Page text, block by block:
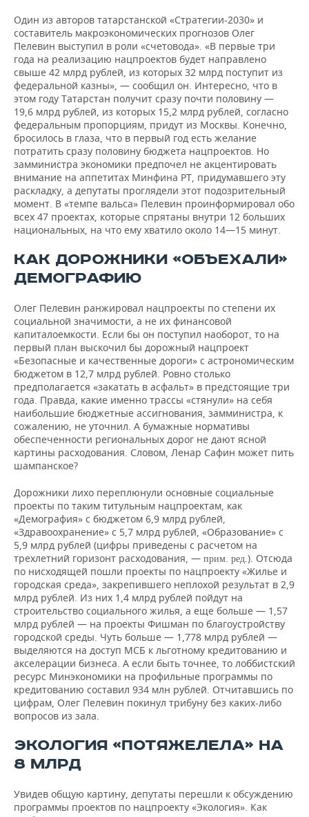
Один из авторов татарстанской «Стратегии-2030» и
составитель макроэкономических прогнозов Олег
Пелевин выступил в роли «счетовода». «В первые три
года на реализацию нацпроектов будет направлено
свыше 42 млрд рублей, из которых 32 млрд поступит из
федеральной казны», — сообщил он. Интересно, что в
этом году Татарстан получит сразу почти половину —
19,6 млрд рублей, из которых 15,2 млрд рублей, согласно
федеральным пропорциям, придут из Москвы. Конечно,
бросилось в глаза, что в первый год есть желание
потратить сразу половину бюджета нацпроектов. Но
замминистра экономики предпочел не акцентировать
внимание на аппетитах Минфина РТ, придумавшего эту
раскладку, а депутаты проглядели этот подозрительный
момент. В «темпе вальса» Пелевин проинформировал обо
всех 47 проектах, которые спрятаны внутри 12 больших
национальных, на что ему хватило около 14—15 минут.
КАК ДОРОЖНИКИ «ОБЪЕХАЛИ»
ДЕМОГРАФИЮ
Олег Пелевин ранжировал нацпроекты по степени их
социальной значимости, а не их финансовой
капиталоемкости. Если бы он поступил наоборот, то на
первый план выскочил бы дорожный нацпроект
«Безопасные и качественные дороги» с астрономическим
бюджетом в 12,7 млрд рублей. Ровно столько
предполагается «закатать в асфальт» в предстоящие три
года. Правда, какие именно трассы «стянули» на себя
наибольшие бюджетные ассигнования, замминистра, к
сожалению, не уточнил. А бумажные нормативы
обеспеченности региональных дорог не дают ясной
картины расходования. Словом, Ленар Сафин может пить
шампанское?
Дорожники лихо переплюнули основные социальные
проекты по таким титульным нацпроектам, как
«Демография» с бюджетом 6,9 млрд рублей,
«Здравоохранение» с 5,7 млрд рублей, «Образование» с
5,9 млрд рублей (цифры приведены с расчетом на
трехлетний горизонт расходования, — прим. ред.). Отсюда
по нисходящей пошли проекты по нацпроекту «Жилье и
городская среда», закрепившего неплохой результат в 2,9
млрд рублей. Из них 1,4 млрд рублей пойдут на
строительство социального жилья, а еще больше — 1,57
млрд рублей — на проекты Фишман по благоустройству
городской среды. Чуть больше — 1,778 млрд рублей —
выделяются на доступ МСБ к льготному кредитованию и
акселерации бизнеса. А если быть точнее, то лоббистский
ресурс Минэкономики на профильные программы по
кредитованию составил 934 млн рублей. Отчитавшись по
цифрам, Олег Пелевин покинул трибуну без каких-либо
вопросов из зала.
ЭКОЛОГИЯ «ПОТЯЖЕЛЕЛА» НА
8 МЛРД
Увидев общую картину, депутаты перешли к обсуждению
программы проектов по нацпроекту «Экология». Как